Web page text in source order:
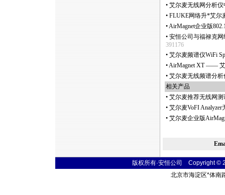
• 艾尔麦无线网分析仪
• FLUKE网络升*艾尔
•AirMagnet企业版
• 安恒公司与福禄克
391176
• 艾尔麦频谱仪WiFi
•AirMagnet XT ——
• 艾尔麦无线频谱分析
相关产品
• 艾尔麦推荐无线网
• 艾尔麦VoFI
• 艾尔麦企业版
版权所有·安恒公司 Copyright
北京市海淀区*体南